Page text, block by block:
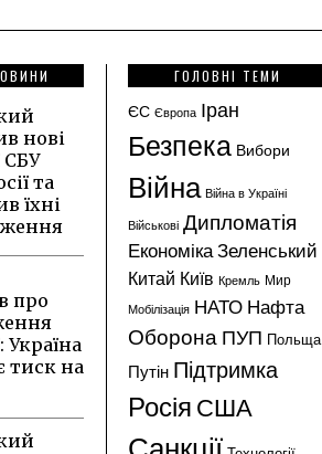
нові
СБУ
та
їхні
про
Україна
тиск на
ГОЛОВНІ ТЕМИ
ЄС Європа Іран
Безпека Вибори
Війна Війна в Україні
Військові Дипломатія
ЕкономікаЗеленський
Китай Київ Кремль Мир
Мобілізація НАТО Нафта
Оборона ПУП Польща
Путін Підтримка
РосіяСША
Санкції